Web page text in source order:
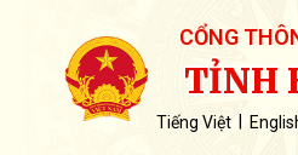
CỔNG
TỈNH
Tiếng Việt